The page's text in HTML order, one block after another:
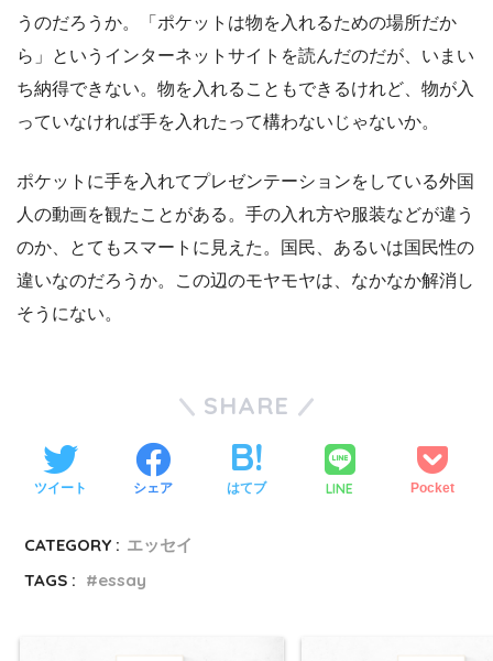
うのだろうか。「ポケットは物を入れるための場所だか
ら」というインターネットサイトを読んだのだが、いまい
ち納得できない。物を入れることもできるけれど、物が入
っていなければ手を入れたって構わないじゃないか。
ポケットに手を入れてプレゼンテーションをしている外国
人の動画を観たことがある。手の入れ方や服装などが違う
のか、とてもスマートに見えた。国民、あるいは国民性の
違いなのだろうか。この辺のモヤモヤは、なかなか解消し
そうにない。
SHARE
ツイート シェア はてブ LINE Pocket
CATEGORY : エッセイ
TAGS :
essay